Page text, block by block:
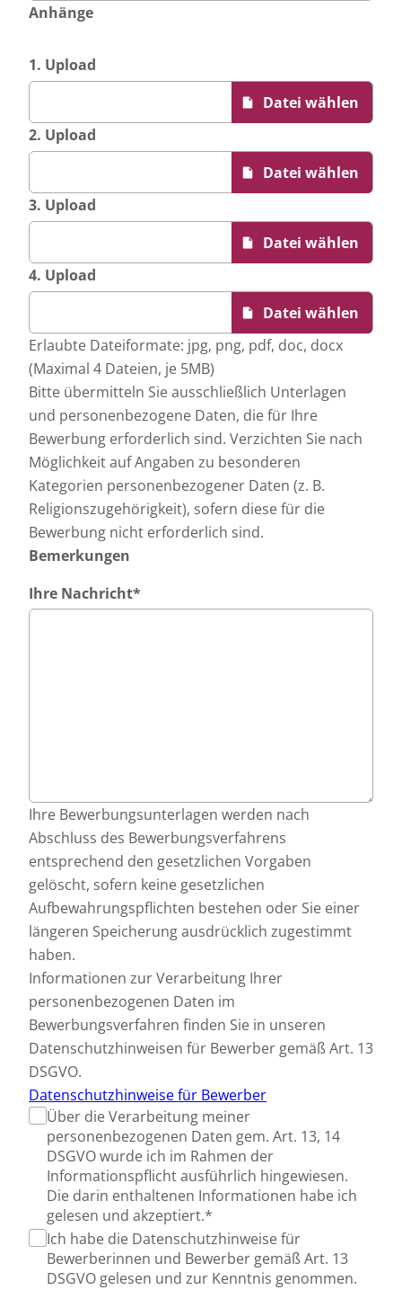
Anhänge
1. Upload
2. Upload
3. Upload
4. Upload
Erlaubte Dateiformate: jpg, png, pdf, doc, docx
(Maximal 4 Dateien, je 5MB)
Bitte übermitteln Sie ausschließlich Unterlagen
und personenbezogene Daten, die für Ihre
Bewerbung erforderlich sind. Verzichten Sie nach
Möglichkeit auf Angaben zu besonderen
Kategorien personenbezogener Daten (z. B.
Religionszugehörigkeit), sofern diese für die
Bewerbung nicht erforderlich sind.
Bemerkungen
Ihre Nachricht*
Ihre Bewerbungsunterlagen werden nach
Abschluss des Bewerbungsverfahrens
entsprechend den gesetzlichen Vorgaben
gelöscht, sofern keine gesetzlichen
Aufbewahrungspflichten bestehen oder Sie einer
längeren Speicherung ausdrücklich zugestimmt
haben.
Informationen zur Verarbeitung Ihrer
personenbezogenen Daten im
Bewerbungsverfahren finden Sie in unseren
Datenschutzhinweisen für Bewerber gemäß Art. 13
DSGVO.
Datenschutzhinweise für Bewerber
Über die Verarbeitung meiner
personenbezogenen Daten gem. Art. 13, 14
DSGVO wurde ich im Rahmen der
Informationspflicht ausführlich hingewiesen.
Die darin enthaltenen Informationen habe ich
gelesen und akzeptiert.*
Ich habe die Datenschutzhinweise für
Bewerberinnen und Bewerber gemäß Art. 13
DSGVO gelesen und zur Kenntnis genommen.